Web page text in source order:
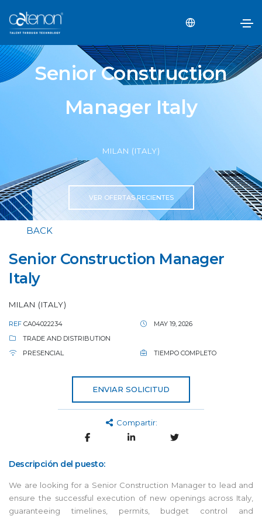
Senior Construction
Manager Italy
MILAN (ITALY)
VER OFERTAS RECIENTES
BACK
Senior Construction Manager
Italy
MILAN (ITALY)
REF CA04022234
MAY 19, 2026
TRADE AND DISTRIBUTION
PRESENCIAL
TIEMPO COMPLETO
ENVIAR SOLICITUD
Compartir:
Descripción del puesto:
We are looking for a Senior Construction Manager to lead and
ensure the successful execution of new openings across Italy,
guaranteeing timelines, permits, budget control and